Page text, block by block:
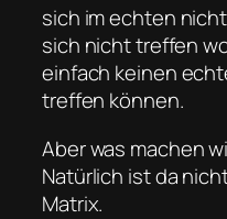
sich im echten
sich nicht treffen
einfach keinen
treffen können.
Aber was machen
Natürlich ist da
Matrix.